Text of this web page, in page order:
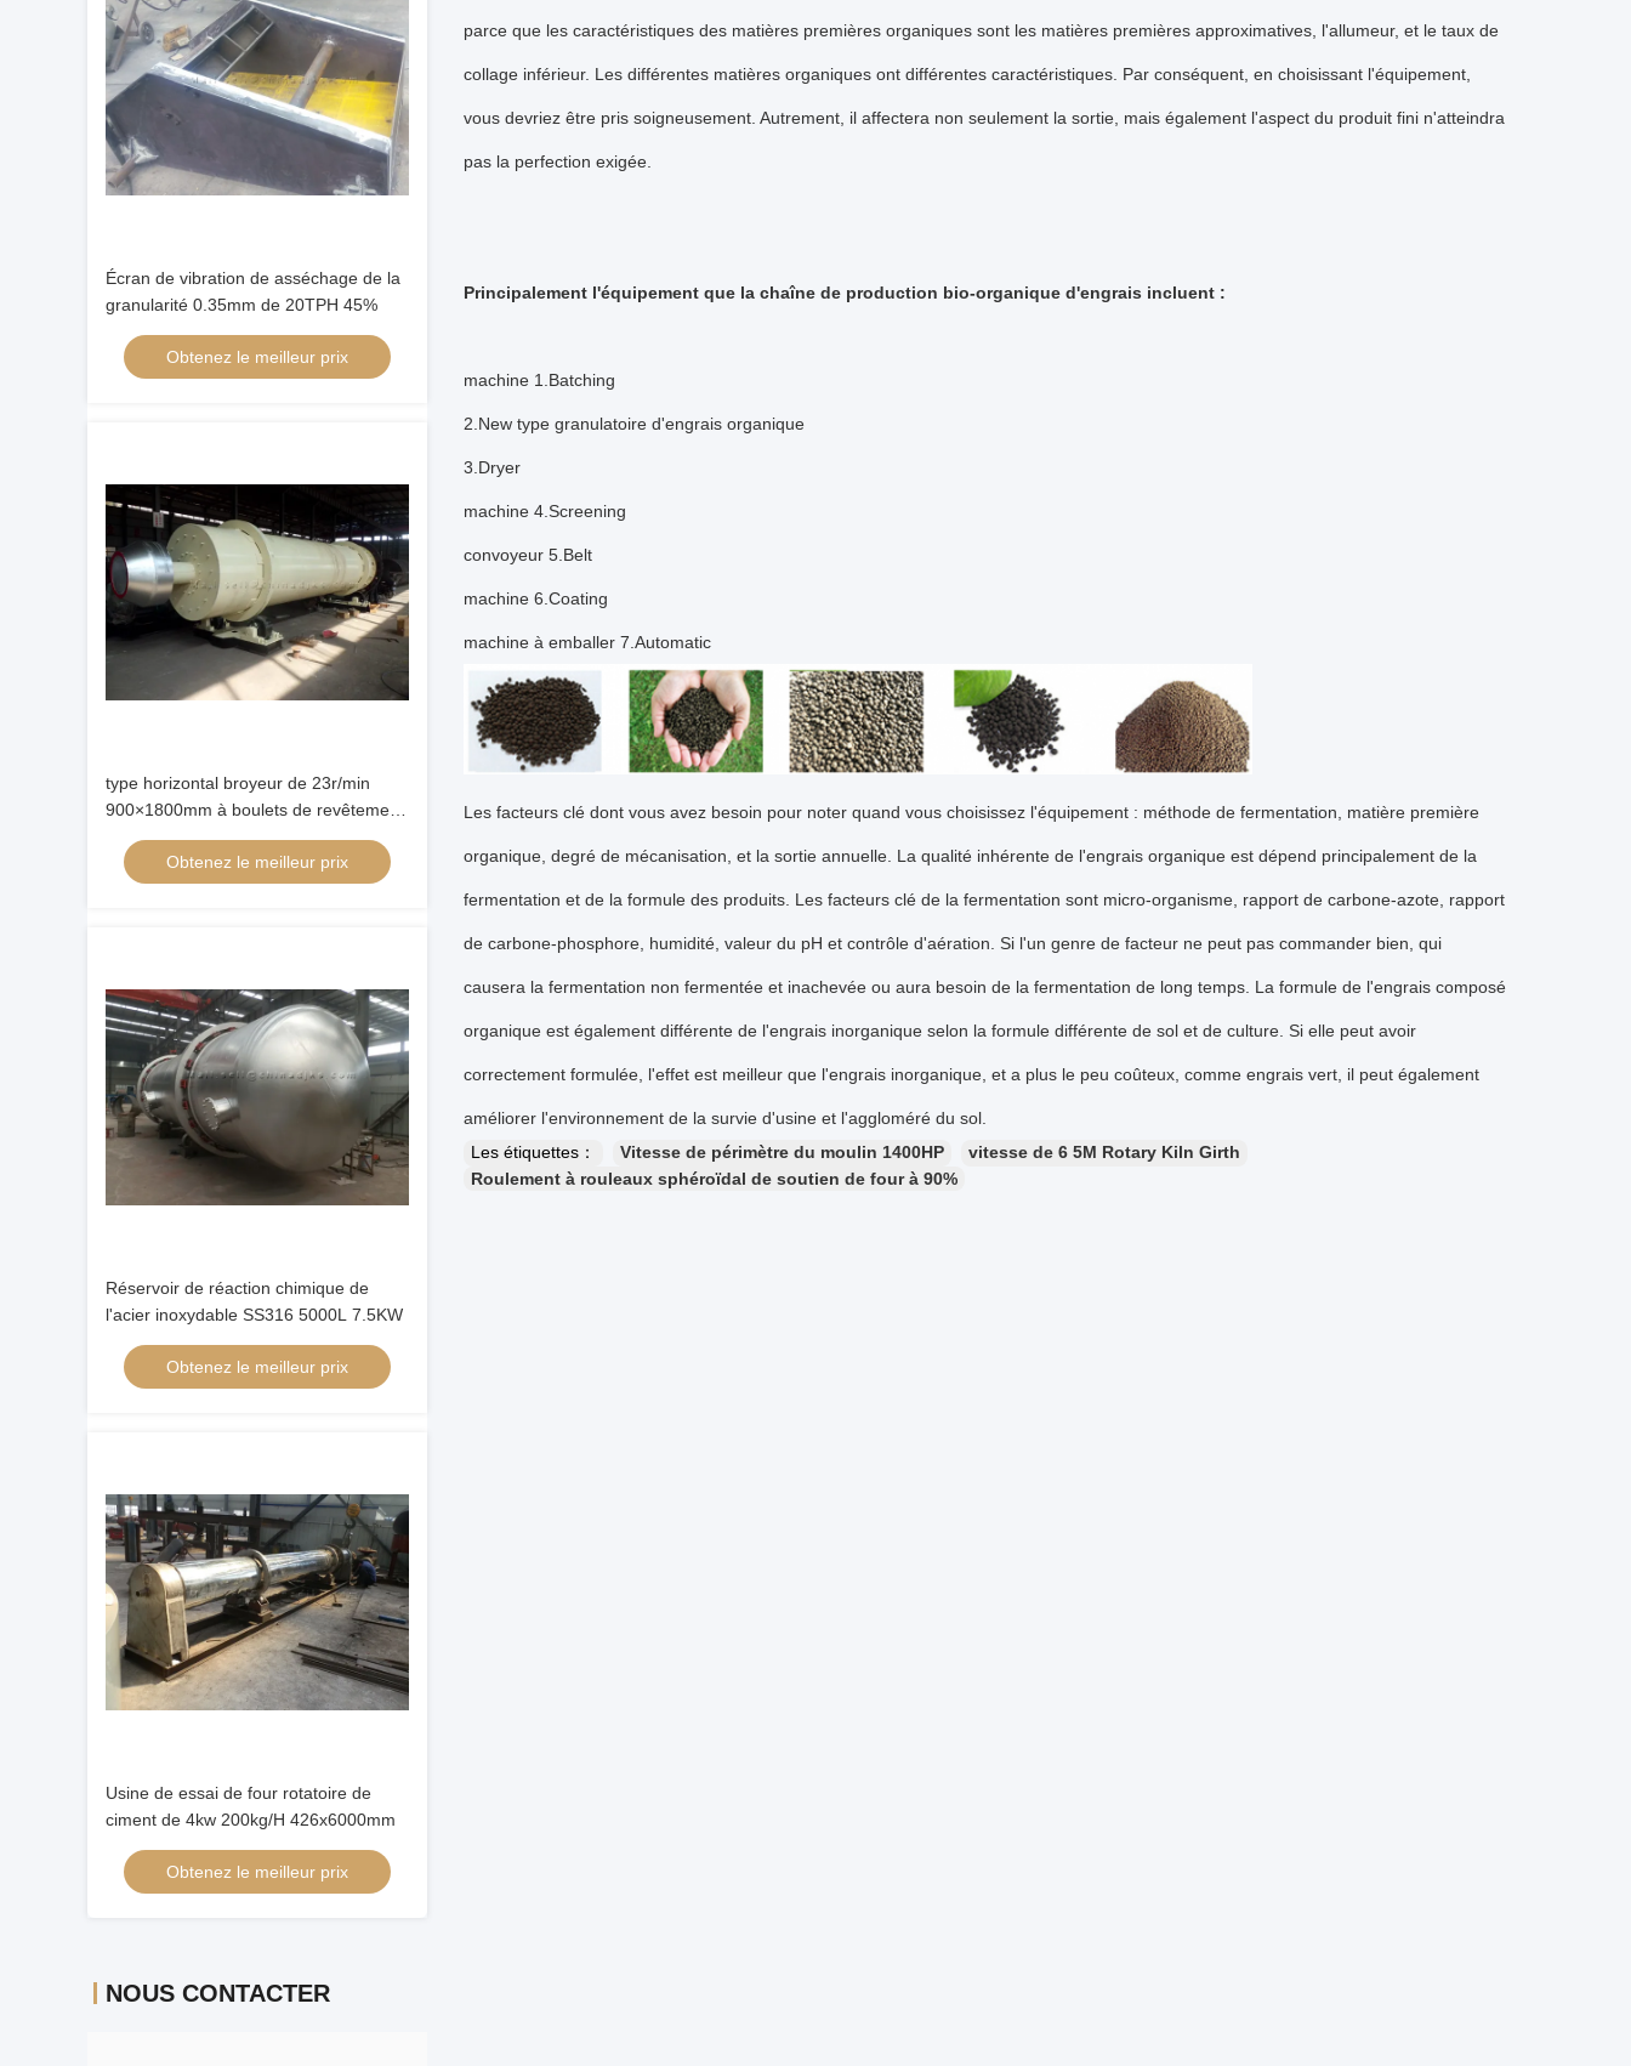
Écran de vibration de asséchage de la
granularité 0.35mm de 20TPH 45%
Obtenez le meilleur prix
type horizontal broyeur de 23r/min
900×1800mm à boulets de revêtement
d'alumine de 90%
Obtenez le meilleur prix
Réservoir de réaction chimique de
l'acier inoxydable SS316 5000L 7.5KW
Obtenez le meilleur prix
Usine de essai de four rotatoire de
ciment de 4kw 200kg/H 426x6000mm
Obtenez le meilleur prix
NOUS CONTACTER
parce que les caractéristiques des matières premières organiques sont les matières premières approximatives, l'allumeur, et le taux de
collage inférieur. Les différentes matières organiques ont différentes caractéristiques. Par conséquent, en choisissant l'équipement,
vous devriez être pris soigneusement. Autrement, il affectera non seulement la sortie, mais également l'aspect du produit fini n'atteindra
pas la perfection exigée.
Principalement l'équipement que la chaîne de production bio-organique d'engrais incluent :
machine 1.Batching
2.New type granulatoire d'engrais organique
3.Dryer
machine 4.Screening
convoyeur 5.Belt
machine 6.Coating
machine à emballer 7.Automatic
Les facteurs clé dont vous avez besoin pour noter quand vous choisissez l'équipement : méthode de fermentation, matière première
organique, degré de mécanisation, et la sortie annuelle. La qualité inhérente de l'engrais organique est dépend principalement de la
fermentation et de la formule des produits. Les facteurs clé de la fermentation sont micro-organisme, rapport de carbone-azote, rapport
de carbone-phosphore, humidité, valeur du pH et contrôle d'aération. Si l'un genre de facteur ne peut pas commander bien, qui
causera la fermentation non fermentée et inachevée ou aura besoin de la fermentation de long temps. La formule de l'engrais composé
organique est également différente de l'engrais inorganique selon la formule différente de sol et de culture. Si elle peut avoir
correctement formulée, l'effet est meilleur que l'engrais inorganique, et a plus le peu coûteux, comme engrais vert, il peut également
améliorer l'environnement de la survie d'usine et l'aggloméré du sol.
Les étiquettes：
Vitesse de périmètre du moulin 1400HP
vitesse de 6 5M Rotary Kiln Girth
Roulement à rouleaux sphéroïdal de soutien de four à 90%